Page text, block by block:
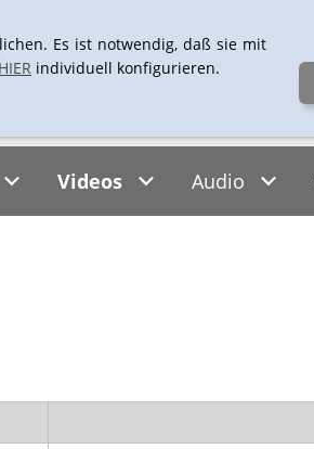
+43-1-4061661
Videos Audio
Es ist notwendig, daß sie mit
HIER individuell konfigurieren.